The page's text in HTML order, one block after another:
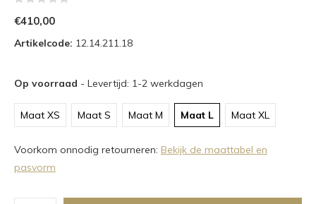
€410,00
Artikelcode: 12.14.211.18
Op voorraad - Levertijd: 1-2 werkdagen
Maat XS Maat S Maat M Maat L Maat XL
Voorkom onnodig retourneren: Bekijk de maattabel en
pasvorm